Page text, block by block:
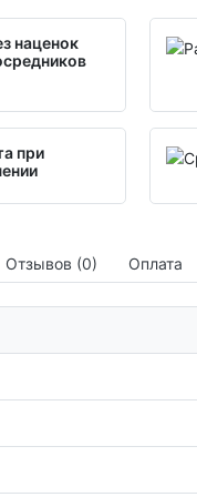
наценок
при
Отзывов (0) Оплата